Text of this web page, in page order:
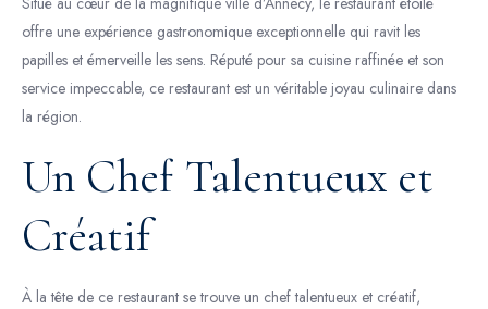
offre une expérience gastronomique exceptionnelle qui ravit les
papilles et émerveille les sens. Réputé pour sa cuisine raffinée et son
service impeccable, ce restaurant est un véritable joyau culinaire dans
la région.
Un Chef Talentueux et
Créatif
À la tête de ce restaurant se trouve un chef talentueux et créatif,